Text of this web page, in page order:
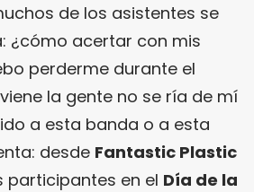
de los asistentes se
¿cómo acertar con mis
perderme durante el
la gente no se ría de mí
a esta banda o a esta
desde Fantastic Plastic
participantes en el Día de la